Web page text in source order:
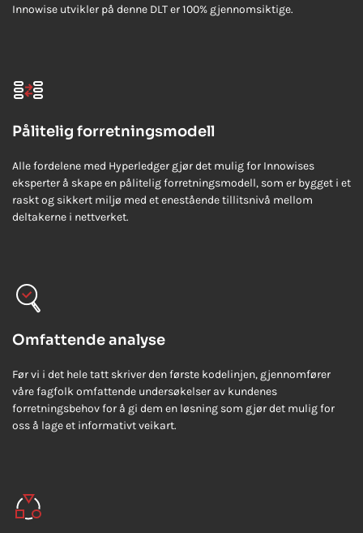
Innowise utvikler på denne DLT er 100% gjennomsiktige.
Pålitelig forretningsmodell
Alle fordelene med Hyperledger gjør det mulig for Innowises
eksperter å skape en pålitelig forretningsmodell, som er bygget i et
raskt og sikkert miljø med et enestående tillitsnivå mellom
deltakerne i nettverket.
Omfattende analyse
Før vi i det hele tatt skriver den første kodelinjen, gjennomfører
våre fagfolk omfattende undersøkelser av kundenes
forretningsbehov for å gi dem en løsning som gjør det mulig for
oss å lage et informativt veikart.